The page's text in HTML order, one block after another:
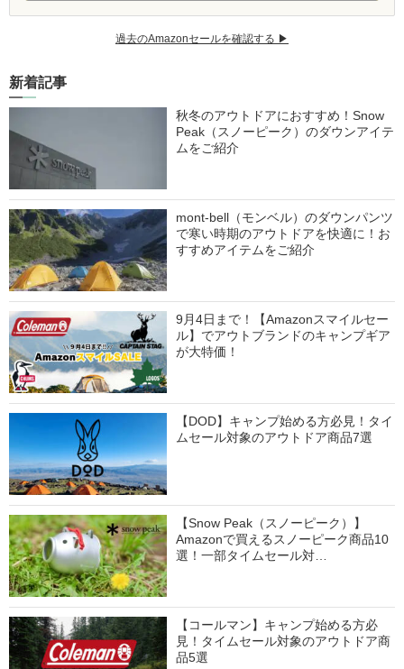
過去のAmazonセールを確認する ▶︎
新着記事
秋冬のアウトドアにおすすめ！Snow
Peak（スノーピーク）のダウンアイテ
ムをご紹介
mont-bell（モンベル）のダウンパンツ
で寒い時期のアウトドアを快適に！お
すすめアイテムをご紹介
9月4日まで！【Amazonスマイルセー
ル】でアウトブランドのキャンプギア
が大特価！
【DOD】キャンプ始める方必見！タイ
ムセール対象のアウトドア商品7選
【Snow Peak（スノーピーク）】
Amazonで買えるスノーピーク商品10
選！一部タイムセール対…
【コールマン】キャンプ始める方必
見！タイムセール対象のアウトドア商
品5選